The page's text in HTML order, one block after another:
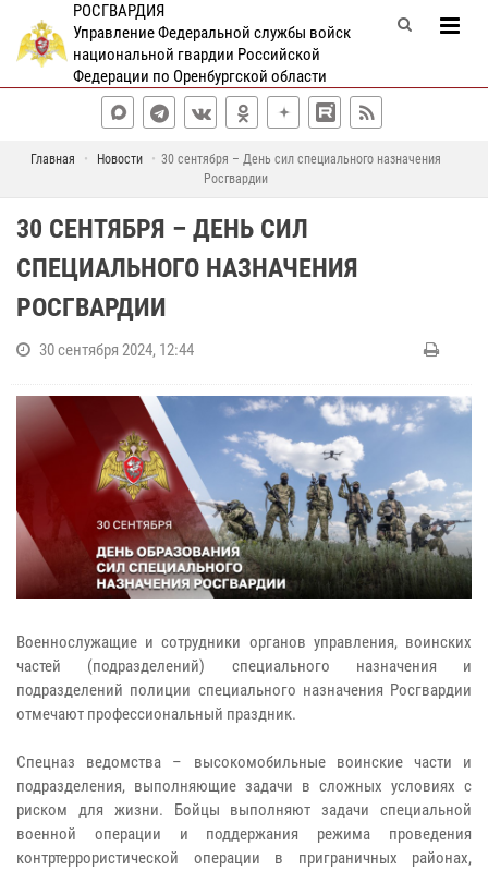
РОСГВАРДИЯ
Управление Федеральной службы войск
национальной гвардии Российской
Федерации по Оренбургской области
Главная Новости
30 сентября – День сил специального назначения
Росгвардии
30 СЕНТЯБРЯ – ДЕНЬ СИЛ
СПЕЦИАЛЬНОГО НАЗНАЧЕНИЯ
РОСГВАРДИИ
30 сентября 2024, 12:44
Военнослужащие и сотрудники органов управления, воинских
частей (подразделений) специального назначения и
подразделений полиции специального назначения Росгвардии
отмечают профессиональный праздник.
Спецназ ведомства – высокомобильные воинские части и
подразделения, выполняющие задачи в сложных условиях с
риском для жизни. Бойцы выполняют задачи специальной
военной операции и поддержания режима проведения
контртеррористической операции в приграничных районах,